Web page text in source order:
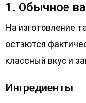
1. Обычное
На изготовление
остаются
классный вкус и
Ингредиенты